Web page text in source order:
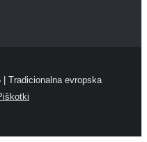
| Tradicionalna evropska